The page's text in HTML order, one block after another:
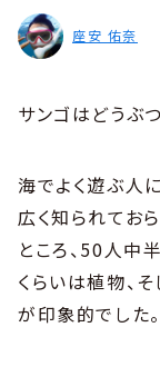
座安 佑奈
サンゴはどうぶつ
海でよく遊ぶ人
広く知られてお
ところ、50人中
くらいは植物、
が印象的でした。